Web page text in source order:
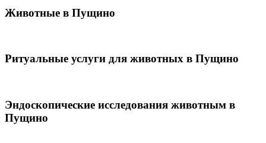
Животные в Пущино
Ритуальные услуги для животных в Пущино
Эндоскопические исследования животным в
Пущино